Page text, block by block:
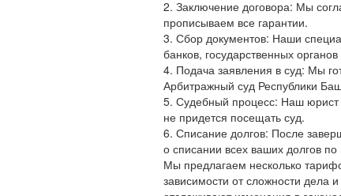
2. Заключение договора: Мы
прописываем все гарантии.
3. Сбор документов: Наши
банков, государственных
4. Подача заявления в суд: Мы
Арбитражный суд Республики
5. Судебный процесс: Наш юрист
не придется посещать суд.
6. Списание долгов: После
о списании всех ваших долгов
Мы предлагаем несколько
зависимости от сложности дела